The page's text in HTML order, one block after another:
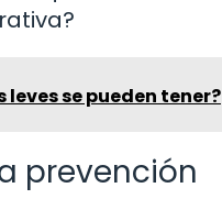
se pueden tener?
prevención